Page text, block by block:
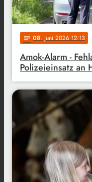
notes 08. Juni 2026 12:13
Amok-Alarm -
Polizeieinsatz an